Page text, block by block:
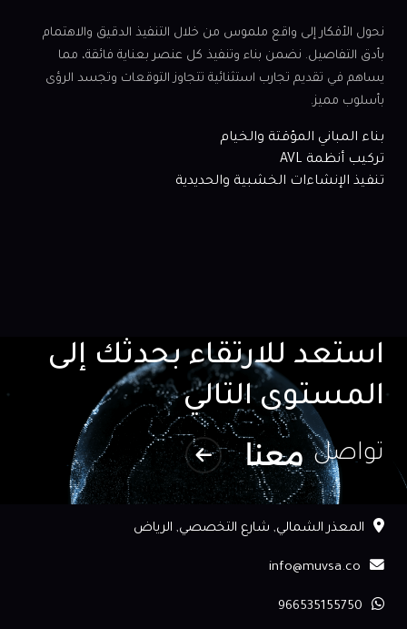
نحول الأفكار إلى واقع ملموس من خلال التنفيذ الدقيق والاهتمام
بأدق التفاصيل. نضمن بناء وتنفيذ كل عنصر بعناية فائقة، مما
يساهم في تقديم تجارب استثنائية تتجاوز التوقعات وتجسد الرؤى
بأسلوب مميز.
بناء المباني المؤقتة والخيام
تركيب أنظمة AVL
تنفيذ الإنشاءات الخشبية والحديدية
استعد للارتقاء بحدثك إلى
المستوى التالي
تواصل معنا
المعذر الشمالي, شارع التخصصي, الرياض
info@muvsa.co
966535155750